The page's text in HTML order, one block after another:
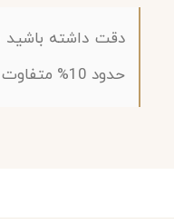
دقت داشته باشید
حدود 10% متفاوت باشد.
ویژگی‌های منحصر‌به‌فرد